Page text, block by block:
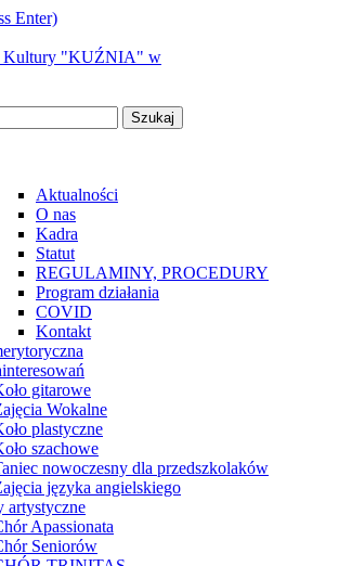
Enter)
"KUŹNIA" w Sułkowicach
Aktualności
O nas
Kadra
Statut
REGULAMINY, PROCEDURY
Program działania
COVID
Kontakt
gitarowe
Wokalne
plastyczne
szachowe
nowoczesny dla przedszkolaków
języka angielskiego
artystyczne
Apassionata
Seniorów